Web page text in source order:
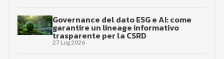
Governance del dato ESG e AI: come
garantire un lineage informativo
trasparente per la CSRD
27 Lug 2026